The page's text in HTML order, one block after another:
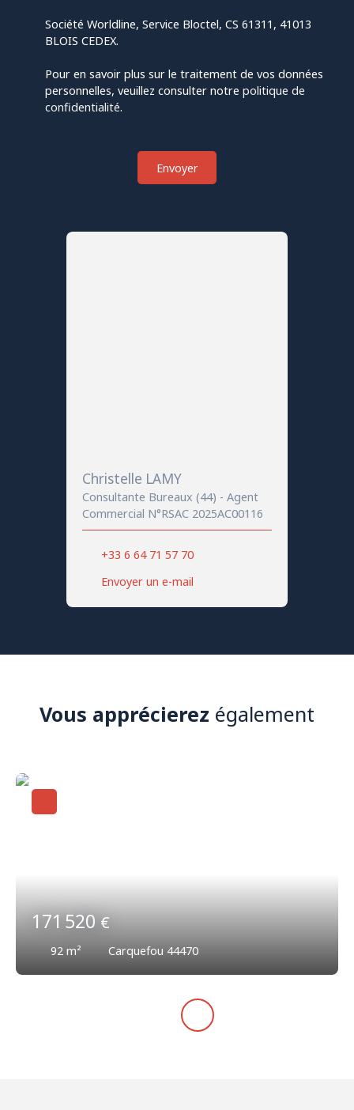
Société Worldline, Service Bloctel, CS 61311, 41013
BLOIS CEDEX.
Pour en savoir plus sur le traitement de vos données
personnelles, veuillez consulter notre politique de
confidentialité.
Envoyer
Christelle LAMY
Consultante Bureaux (44) - Agent
Commercial N°RSAC 2025AC00116
+33 6 64 71 57 70
Envoyer un e-mail
Vous apprécierez également
171 520€
92 m² Carquefou 44470